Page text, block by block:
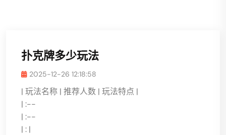
扑克牌多少玩法
2025-12-26 12:18:58
| 玩法名称 | 推荐人数 | 玩法特点 |
| :--
| :--
| : |